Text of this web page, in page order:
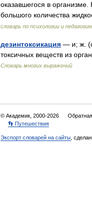
оказавшегося в организме.
большого количества
словарь по психологии и
дезинтоксикация — и; ж.
токсичных веществ из
Словарь многих выражений
© Академик, 2000-2026
👣 Путешествия
Экспорт словарей на сайты ,